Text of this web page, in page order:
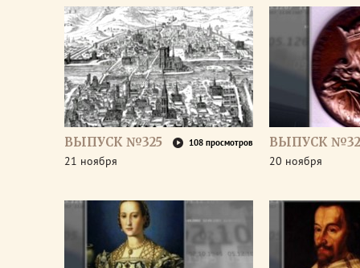
ВЫПУСК №325 108 просмотров
21 ноября
ВЫПУСК
20 ноября